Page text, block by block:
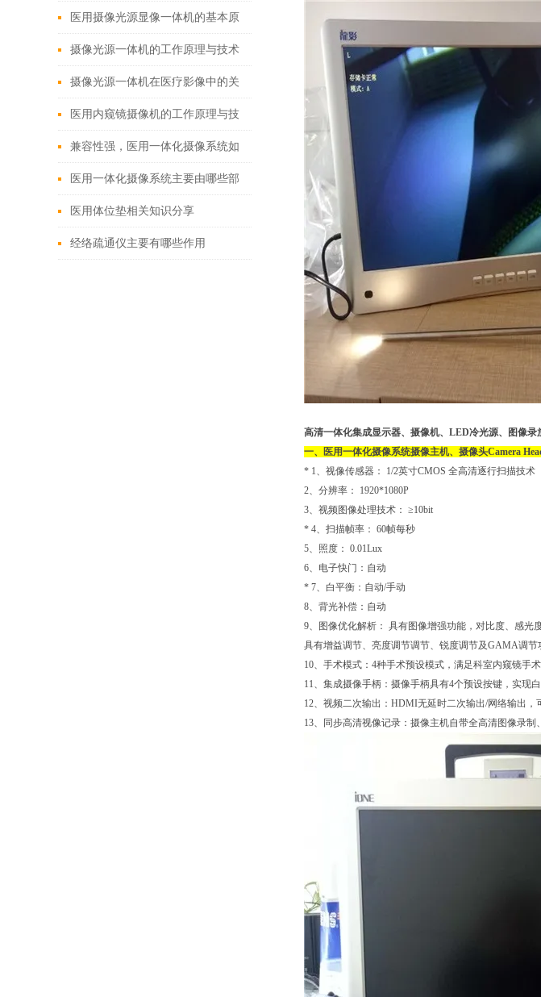
的应用
医用摄像光源显像一体机的基本原
理与构成
摄像光源一体机的工作原理与技术
解析
摄像光源一体机在医疗影像中的关
键作用
医用内窥镜摄像机的工作原理与技
术创新
兼容性强，医用一体化摄像系统如
何改变现有医疗设备格局？
医用一体化摄像系统主要由哪些部
分组成？
医用体位垫相关知识分享
经络疏通仪主要有哪些作用
高清一体化集成显示器、摄像机、LED冷光源、图像
一、
医用一体化摄像系统摄像主机、摄像头Camera
* 1、视像传感器： 1/2英寸CMOS 全高清逐行扫描技术
2、分辨率： 1920*1080P
3、视频图像处理技术： ≥10bit
* 4、扫描帧率： 60帧每秒
5、照度： 0.01Lux
6、电子快门：自动
* 7、白平衡：自动/手动
8、背光补偿：自动
9、图像优化解析： 具有图像增强功能，对比度、感光
具有增益调节、亮度调节调节、锐度调节及GAMA调节
10、手术模式：4种手术预设模式，满足科室内窥镜手
11、集成摄像手柄：摄像手柄具有4个预设按键，实现
12、视频二次输出：HDMI无延时二次输出/网络输出
13、同步高清视像记录：摄像主机自带全高清图像录制